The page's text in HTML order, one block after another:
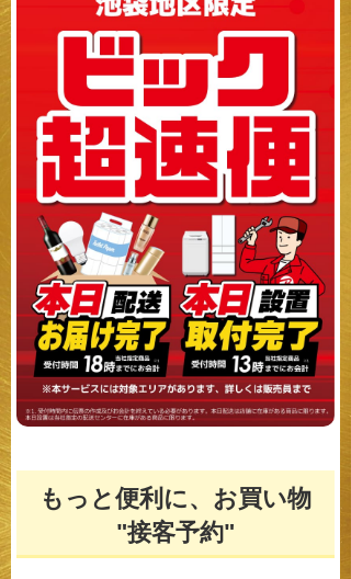
もっと便利に、お買い物
"接客予約"